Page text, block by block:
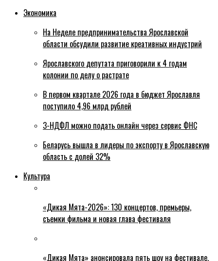
Экономика
На Неделе предпринимательства Ярославской
области обсудили развитие креативных индустрий
Ярославского депутата приговорили к 4 годам
колонии по делу о растрате
В первом квартале 2026 года в бюджет Ярославля
поступило 4,96 млрд рублей
3-НДФЛ можно подать онлайн через сервис ФНС
Беларусь вышла в лидеры по экспорту в Ярославскую
область с долей 32%
Культура
«Дикая Мята-2026»: 130 концертов, премьеры,
съемки фильма и новая глава фестиваля
«Дикая Мята» анонсировала пять шоу на фестивале,